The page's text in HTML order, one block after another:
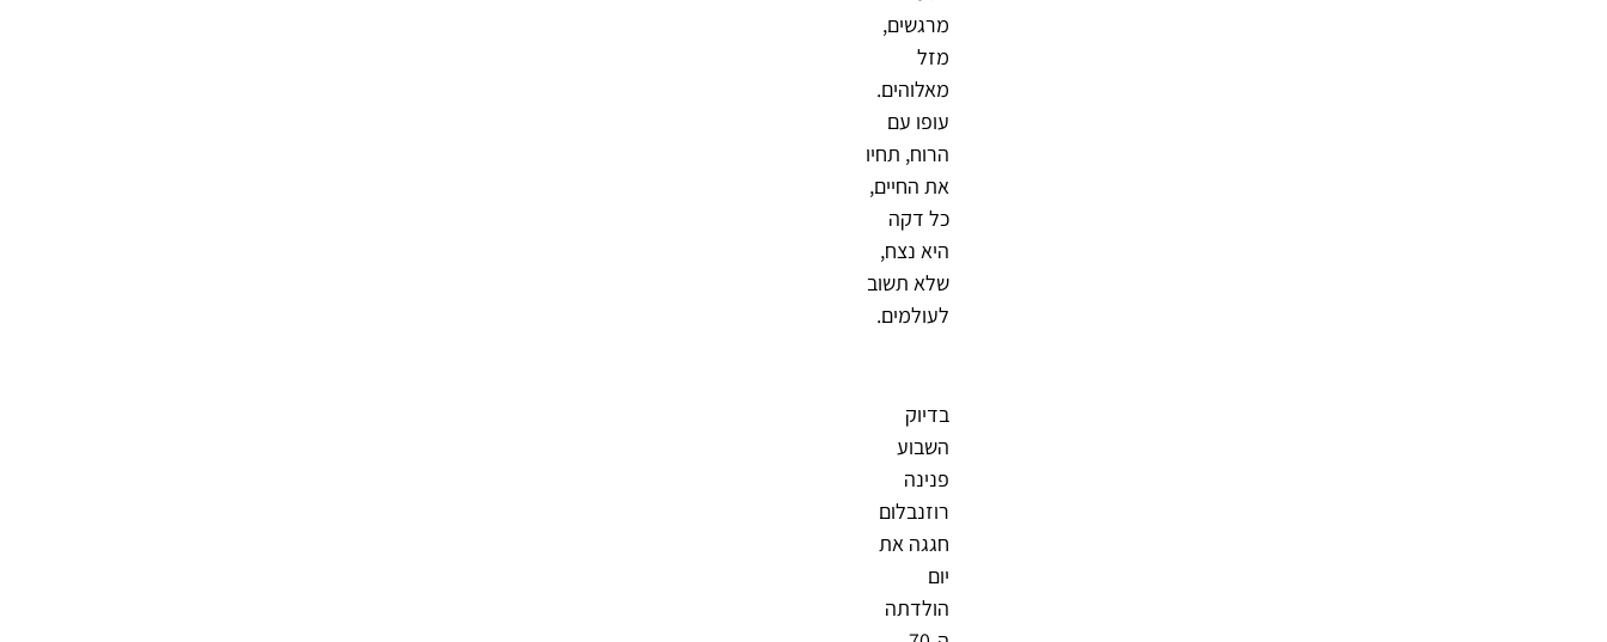
מרגשים,
מזל
מאלוהים.
עופו עם
הרוח, תחיו
את החיים,
כל דקה
היא נצח,
שלא תשוב
לעולמים.
בדיוק
השבוע
פנינה
רוזנבלום
חגגה את
יום
הולדתה